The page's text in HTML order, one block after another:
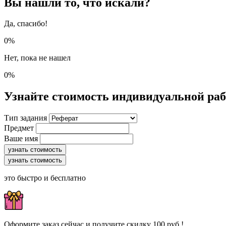
Да, спасибо!
0%
Нет, пока не нашел
0%
Узнайте стоимость индивидуальной
Тип задания
Предмет
Ваше имя
узнать стоимость
узнать стоимость
это быстро и бесплатно